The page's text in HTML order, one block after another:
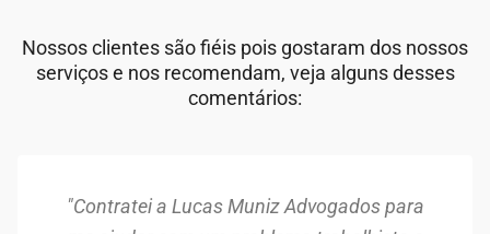
Nossos clientes são fiéis pois gostaram dos nossos
serviços e nos recomendam, veja alguns desses
comentários:
"Contratei a Lucas Muniz Advogados para